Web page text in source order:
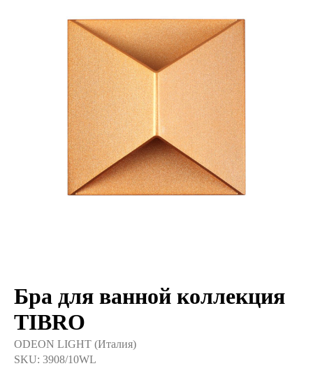
Бра для ванной коллекция
TIBRO
ODEON LIGHT (Италия)
SKU: 3908/10WL